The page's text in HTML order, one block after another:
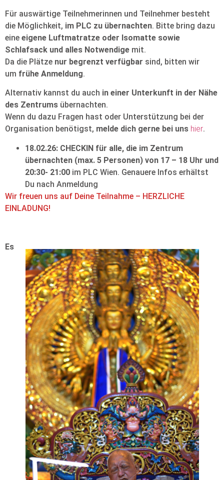
Für auswärtige Teilnehmerinnen und Teilnehmer besteht
die Möglichkeit, im PLC zu übernachten. Bitte bring dazu
eine eigene Luftmatratze oder Isomatte sowie
Schlafsack und alles Notwendige mit.
Da die Plätze nur begrenzt verfügbar sind, bitten wir
um frühe Anmeldung.
Alternativ kannst du auch in einer Unterkunft in der Nähe
des Zentrums übernachten.
Wenn du dazu Fragen hast oder Unterstützung bei der
Organisation benötigst, melde dich gerne bei uns hier.
18.02.26: CHECKIN für alle, die im Zentrum
übernachten (max. 5 Personen) von 17 – 18 Uhr und
20:30- 21:00 im PLC Wien. Genauere Infos erhältst
Du nach Anmeldung
Wir freuen uns auf Deine Teilnahme – HERZLICHE
EINLADUNG!
Es